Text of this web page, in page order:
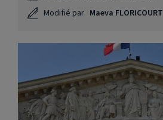
Modifié par Maeva FLORICOURT